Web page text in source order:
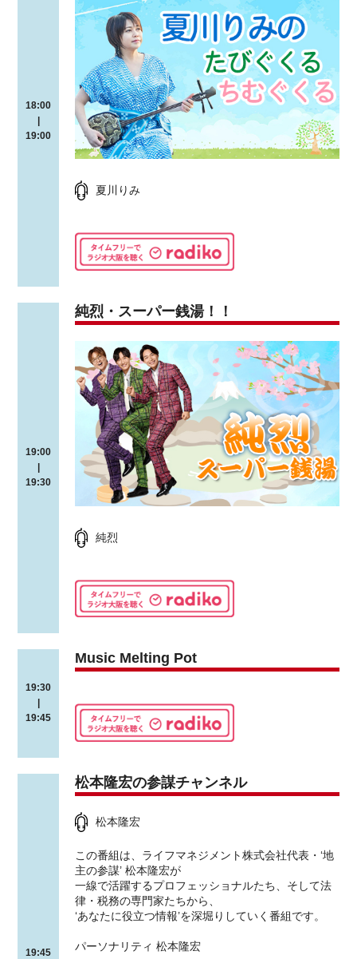
18:00
19:00
夏川りみ
19:00
19:30
純烈・スーパー銭湯！！
純烈
19:30
19:45
Music Melting Pot
19:45
松本隆宏の参謀チャンネル
松本隆宏
この番組は、ライフマネジメント株式会社代表・‘地
主の参謀’ 松本隆宏が
一線で活躍するプロフェッショナルたち、そして法
律・税務の専門家たちから、
‘あなたに役立つ情報’を深堀りしていく番組です。
パーソナリティ 松本隆宏